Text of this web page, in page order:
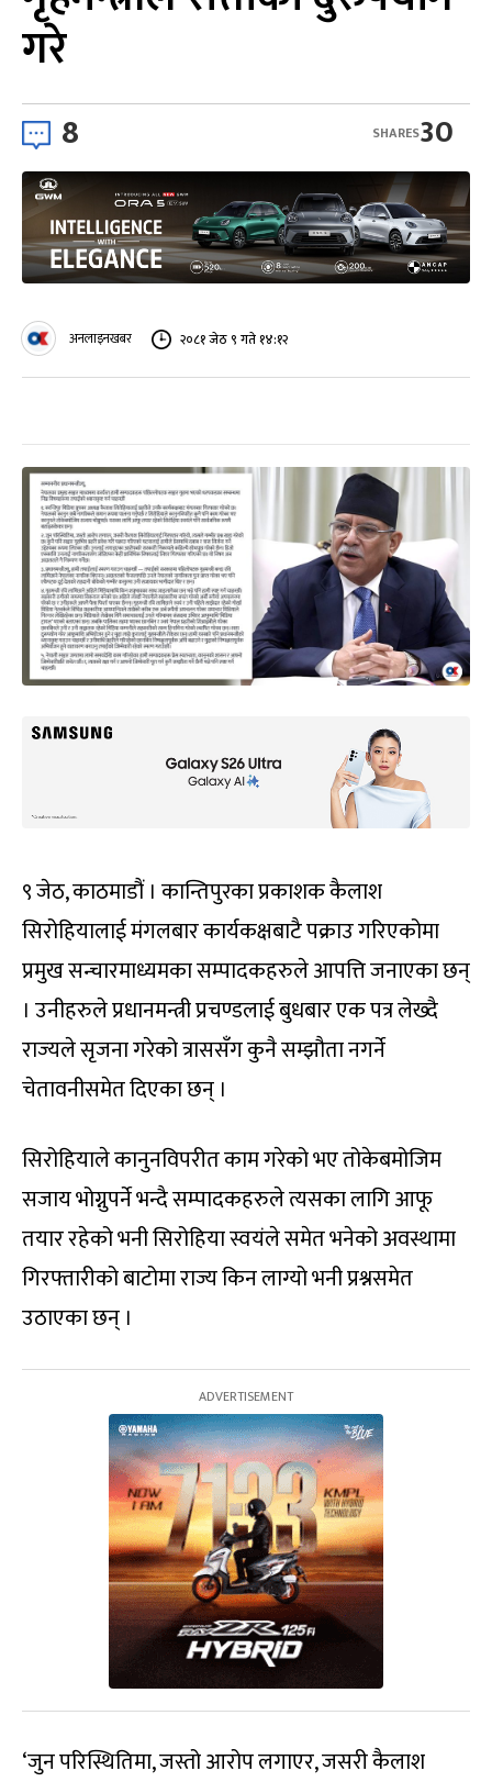
गरे
8 30
SHARES
अनलाइनखबर २०८१ जेठ ९ गते १४:१२
९ जेठ, काठमाडौं । कान्तिपुरका प्रकाशक कैलाश
सिरोहियालाई मंगलबार कार्यकक्षबाटै पक्राउ गरिएकोमा
प्रमुख सन्चारमाध्यमका सम्पादकहरुले आपत्ति जनाएका छन्
। उनीहरुले प्रधानमन्त्री प्रचण्डलाई बुधबार एक पत्र लेख्दै
राज्‍यले सृजना गरेको त्राससँग कुनै सम्झौता नगर्ने
चेतावनीसमेत दिएका छन् ।
सिरोहियाले कानुनविपरीत काम गरेको भए तोकेबमोजिम
सजाय भोग्नुपर्ने भन्दै सम्पादकहरुले त्यसका लागि आफू
तयार रहेको भनी सिरोहिया स्वयंले समेत भनेको अवस्थामा
गिरफ्तारीको बाटोमा राज्य किन लाग्यो भनी प्रश्नसमेत
उठाएका छन् ।
‘जुन परिस्थितिमा, जस्तो आरोप लगाएर, जसरी कैलाश